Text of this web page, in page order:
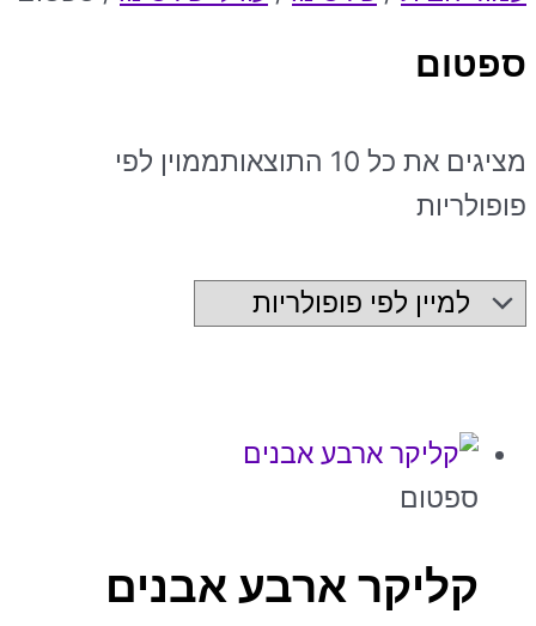
ספטום
מציגים את כל ⁦10⁩ התוצאות
ממוין לפי
פופולריות
ספטום
קליקר ארבע אבנים